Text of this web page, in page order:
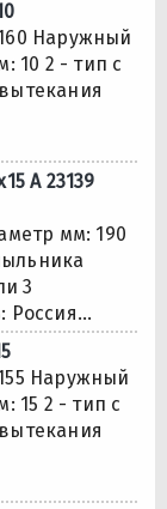
Наружный
10 2 - тип с
А 23139
мм: 190
3
Россия...
Наружный
15 2 - тип с